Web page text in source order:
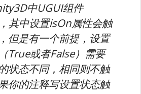
中UGUI组件
其中设置isOn属性会触
但是有一个前提，设置
True或者False）需要
状态不同，相同则不触
你的注释写设置状态触